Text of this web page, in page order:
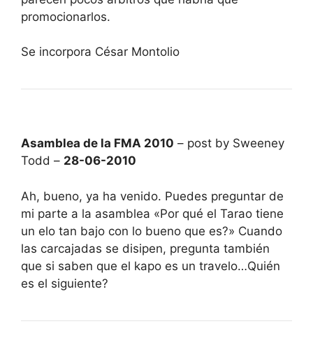
promocionarlos.
Se incorpora César Montolio
Asamblea de la FMA 2010 – post by Sweeney
Todd – 28-06-2010
Ah, bueno, ya ha venido. Puedes preguntar de
mi parte a la asamblea «Por qué el Tarao tiene
un elo tan bajo con lo bueno que es?» Cuando
las carcajadas se disipen, pregunta también
que si saben que el kapo es un travelo…Quién
es el siguiente?